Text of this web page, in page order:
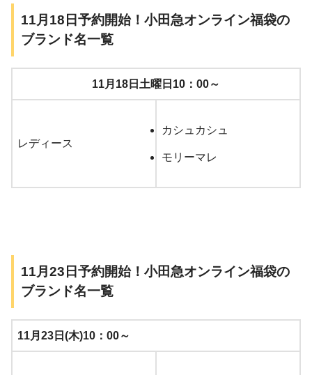
11月18日予約開始！小田急オンライン福袋の
ブランド名一覧
11月18日土曜日10：00～
レディース
カシュカシュ
モリーマレ
11月23日予約開始！小田急オンライン福袋の
ブランド名一覧
11月23日(木)10：00～